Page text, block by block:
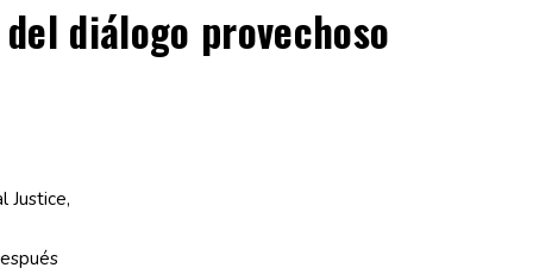
diálogo provechoso
Justice,